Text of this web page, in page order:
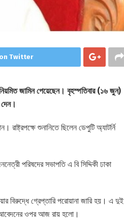
Twitter
জামিন পেয়েছেন। বৃহস্পতিবার (১৬ জুন)
দেন।
শুনানিতে ছিলেন ডেপুটি অ্যাটর্নি
পরিষদের সভাপতি এ বি সিদ্দিকী ঢাকা
বিরুদ্ধে গ্রেপ্তারি পরোয়ানা জারি হয়। এ দুই
আবেদনের ওপর আজ রায় হলো।